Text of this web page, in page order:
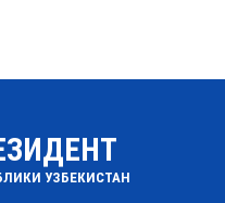
УЗБЕКИСТАН